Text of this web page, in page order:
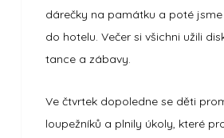
dárečky na památku a poté
do hotelu. Večer si všichni užili
tance a zábavy.
Ve čtvrtek dopoledne se děti
loupežníků a plnily úkoly, které